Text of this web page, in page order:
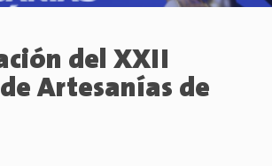
del XXII
Artesanías de